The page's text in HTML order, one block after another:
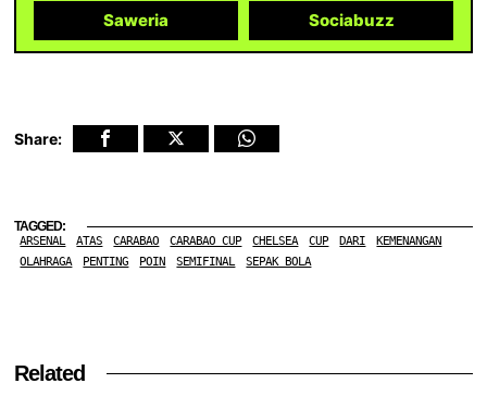
Saweria Sociabuzz
Share:
TAGGED:
ARSENAL ATAS CARABAO CARABAO CUP CHELSEA CUP DARI
KEMENANGAN
OLAHRAGA
PENTING POIN SEMIFINAL SEPAK BOLA
Related